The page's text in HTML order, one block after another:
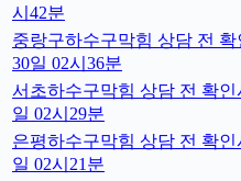
시42분
중랑구하수구막힘 상담 전 확
30일 02시36분
서초하수구막힘 상담 전 확인
일 02시29분
은평하수구막힘 상담 전 확인
일 02시21분